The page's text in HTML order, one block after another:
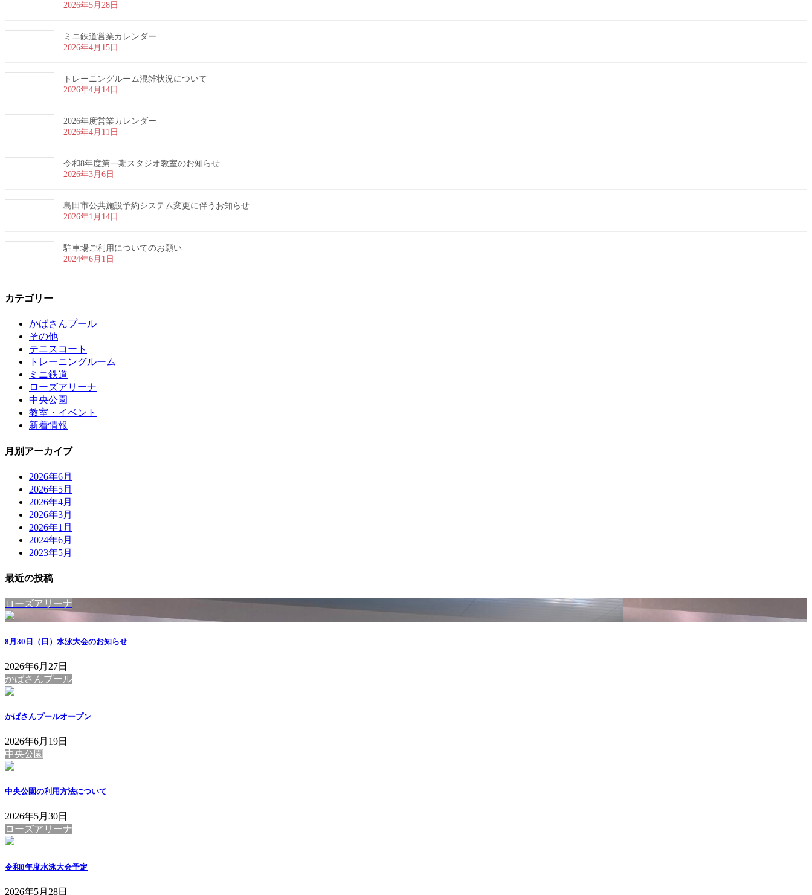
2026年5月28日
ミニ鉄道営業カレンダー
2026年4月15日
トレーニングルーム混雑状況について
2026年4月14日
2026年度営業カレンダー
2026年4月11日
令和8年度第一期スタジオ教室のお知らせ
2026年3月6日
島田市公共施設予約システム変更に伴うお知らせ
2026年1月14日
駐車場ご利用についてのお願い
2024年6月1日
カテゴリー
かばさんプール
その他
テニスコート
トレーニングルーム
ミニ鉄道
ローズアリーナ
中央公園
教室・イベント
新着情報
月別アーカイブ
2026年6月
2026年5月
2026年4月
2026年3月
2026年1月
2024年6月
2023年5月
最近の投稿
ローズアリーナ
8月30日（日）水泳大会のお知らせ
2026年6月27日
かばさんプール
かばさんプールオープン
2026年6月19日
中央公園
中央公園の利用方法について
2026年5月30日
ローズアリーナ
令和8年度水泳大会予定
2026年5月28日